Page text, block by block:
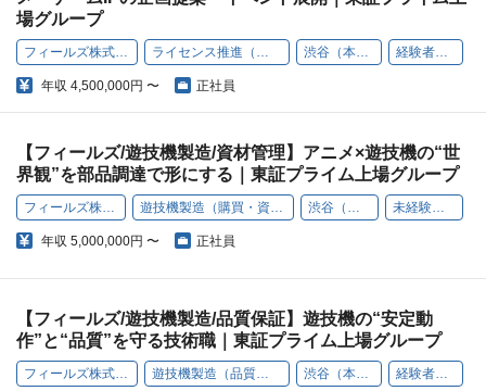
場グループ
フィールズ株式会社 ライセンス推進（営業） 渋谷（本社） 経験者歓迎
年収 4,500,000円 〜 正社員
【フィールズ/遊技機製造/資材管理】アニメ×遊技機の“世
界観”を部品調達で形にする｜東証プライム上場グループ
フィールズ株式会社 遊技機製造（購買・資材管理） 渋谷（本社） 未経験者歓迎
年収 5,000,000円 〜 正社員
【フィールズ/遊技機製造/品質保証】遊技機の“安定動
作”と“品質”を守る技術職｜東証プライム上場グループ
フィールズ株式会社 遊技機製造（品質保証） 渋谷（本社） 経験者歓迎